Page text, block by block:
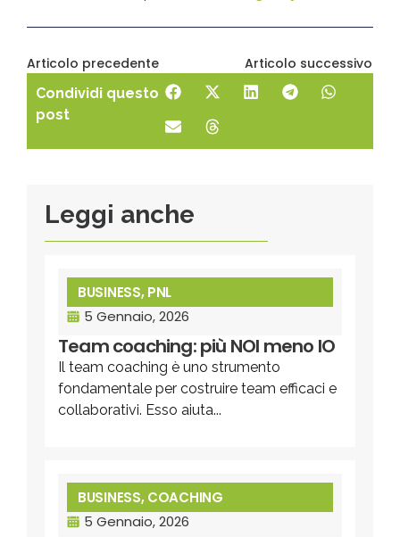
Articolo precedente Articolo successivo
Condividi questo
post
Leggi anche
BUSINESS,PNL
5 Gennaio, 2026
Team coaching: più NOI meno IO
Il team coaching è uno strumento
fondamentale per costruire team efficaci e
collaborativi. Esso aiuta...
BUSINESS,COACHING
5 Gennaio, 2026